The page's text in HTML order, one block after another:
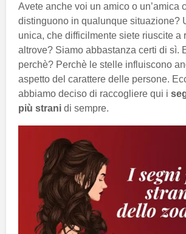
Avete anche voi un amico o un’amica
distinguono in qualunque situazione?
unica, che difficilmente siete riuscite a
altrove? Siamo abbastanza certi di sì.
perchè? Perchè le stelle influiscono
aspetto del carattere delle persone.
abbiamo deciso di raccogliere qui i
più strani di sempre.